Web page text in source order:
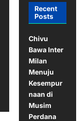
Recent
Posts
Chivu
Bawa Inter
Milan
Menuju
Kesempur
naan di
Musim
Perdana